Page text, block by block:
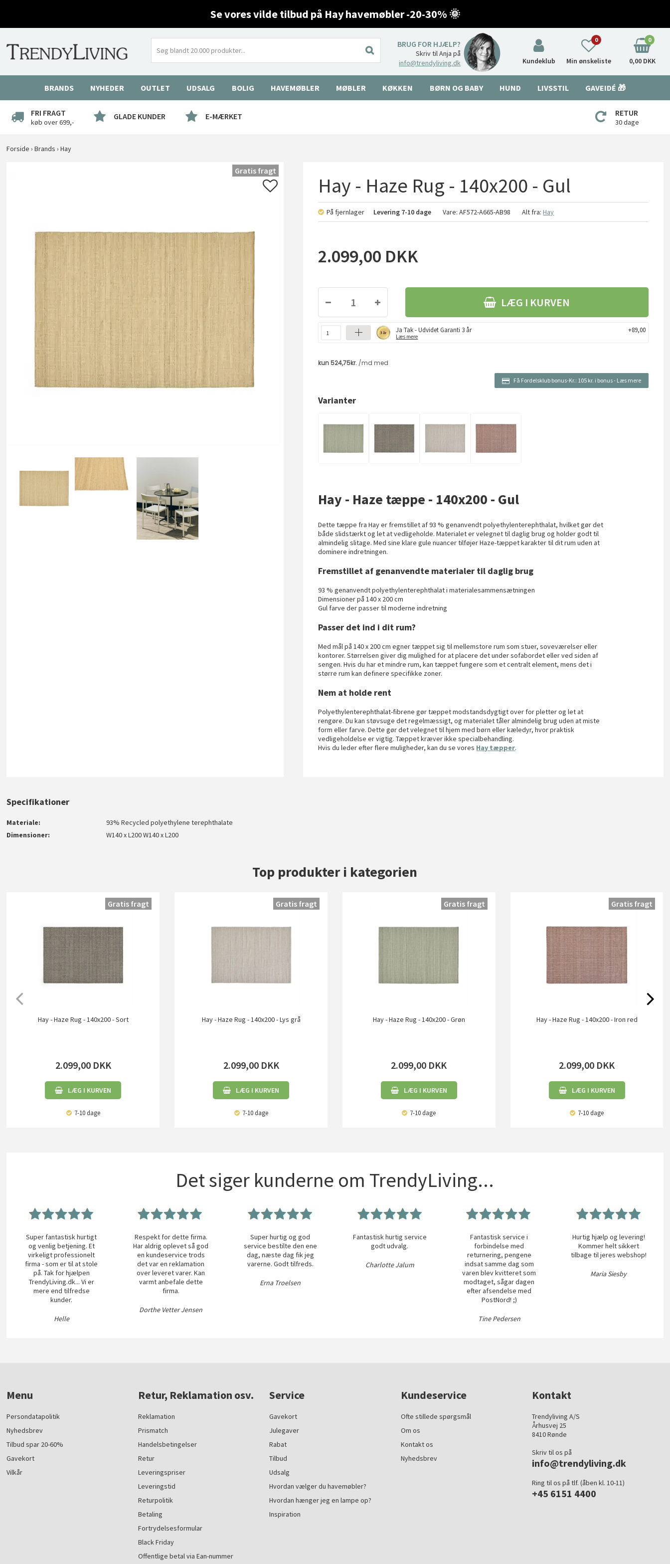
Se vores vilde tilbud på Hay havemøbler -20-30% 🌞
BRUG FOR HJÆLP?
Skriv til Anja på
info@trendyliving.dk
Kundeklub Min ønskeliste
0 0
0,00 DKK
BRANDS NYHEDER OUTLET UDSALG BOLIG HAVEMØBLER MØBLER KØKKEN BØRN OG BABY HUND LIVSSTIL GAVEIDÉ 🎁
FRI FRAGT
køb over 699,-
GLADE KUNDER E-MÆRKET RETUR
30 dage
Forside ›Brands ›Hay
Gratis fragt
Hay - Haze Rug - 140x200 - Gul
På fjernlager Levering 7-10 dage Vare:AF572-A665-AB98 Alt fra:Hay
2.099,00 DKK
LÆG I KURVEN
Ja Tak - Udvidet Garanti 3 år
Læs mere
+89,00
Få Fordelsklub bonus-Kr.: 105 kr. i bonus- Læs mere
Varianter
Hay - Haze tæppe - 140x200 - Gul
Dette tæppe fra Hay er fremstillet af 93 % genanvendt polyethylenterephthalat, hvilket gør det
både slidstærkt og let at vedligeholde. Materialet er velegnet til daglig brug og holder godt til
almindelig slitage. Med sine klare gule nuancer tilføjer Haze-tæppet karakter til dit rum uden at
dominere indretningen.
Fremstillet af genanvendte materialer til daglig brug
93 % genanvendt polyethylenterephthalat i materialesammensætningen
Dimensioner på 140 x 200 cm
Gul farve der passer til moderne indretning
Passer det ind i dit rum?
Med mål på 140 x 200 cm egner tæppet sig til mellemstore rum som stuer, soveværelser eller
kontorer. Størrelsen giver dig mulighed for at placere det under sofabordet eller ved siden af
sengen. Hvis du har et mindre rum, kan tæppet fungere som et centralt element, mens det i
større rum kan definere specifikke zoner.
Nem at holde rent
Polyethylenterephthalat-fibrene gør tæppet modstandsdygtigt over for pletter og let at
rengøre. Du kan støvsuge det regelmæssigt, og materialet tåler almindelig brug uden at miste
form eller farve. Dette gør det velegnet til hjem med børn eller kæledyr, hvor praktisk
vedligeholdelse er vigtig. Tæppet kræver ikke specialbehandling.
Hvis du leder efter flere muligheder, kan du se vores Hay tæpper.
Specifikationer
Materiale
93% Recycled polyethylene terephthalate
Dimensioner
W140 x L200 W140 x L200
Top produkter i kategorien
Hay - Haze Rug - 140x200 - Sort
2.099,00 DKK
LÆG I KURVEN
7-10 dage
Gratis fragt
Hay - Haze Rug - 140x200 - Lys grå
2.099,00 DKK
LÆG I KURVEN
7-10 dage
Gratis fragt
Hay - Haze Rug - 140x200 - Grøn
2.099,00 DKK
LÆG I KURVEN
7-10 dage
Gratis fragt
Hay - Haze Rug - 140x200 - Iron red
2.099,00 DKK
LÆG I KURVEN
7-10 dage
Gratis fragt
Det siger kunderne om TrendyLiving...
Super fantastisk hurtigt
og venlig betjening. Et
virkeligt professionelt
firma - som er til at stole
på. Tak for hjælpen
TrendyLiving.dk... Vi er
mere end tilfredse
kunder.
Helle
Respekt for dette firma.
Har aldrig oplevet så god
en kundeservice trods
det var en reklamation
over leveret varer. Kan
varmt anbefale dette
firma.
Dorthe Vetter Jensen
Super hurtig og god
service bestilte den ene
dag, næste dag fik jeg
varerne. Godt tilfreds.
Erna Troelsen
Fantastisk hurtig service
godt udvalg.
Charlotte Jalum
Fantastisk service i
forbindelse med
returnering, pengene
indsat samme dag som
varen blev kvitteret som
modtaget, sågar dagen
efter afsendelse med
PostNord! ;)
Tine Pedersen
Hurtig hjælp og levering!
Kommer helt sikkert
tilbage til jeres webshop!
Maria Siesby
Menu
Persondatapolitik
Nyhedsbrev
Tilbud spar 20-60%
Gavekort
Vilkår
Retur, Reklamation osv.
Reklamation
Prismatch
Handelsbetingelser
Retur
Leveringspriser
Leveringstid
Returpolitik
Betaling
Fortrydelsesformular
Black Friday
Offentlige betal via Ean-nummer
Service
Gavekort
Julegaver
Rabat
Tilbud
Udsalg
Hvordan vælger du havemøbler?
Hvordan hænger jeg en lampe op?
Inspiration
Kundeservice
Ofte stillede spørgsmål
Om os
Kontakt os
Nyhedsbrev
Kontakt
Trendyliving A/S
Århusvej 25
8410 Rønde
Skriv til os på
info@trendyliving.dk
Ring til os på tlf. (åben kl. 10-11)
+45 6151 4400